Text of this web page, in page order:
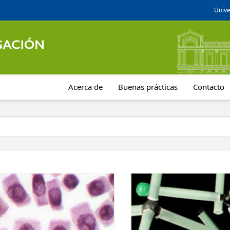
Acerca de Buenas prácticas Contacto